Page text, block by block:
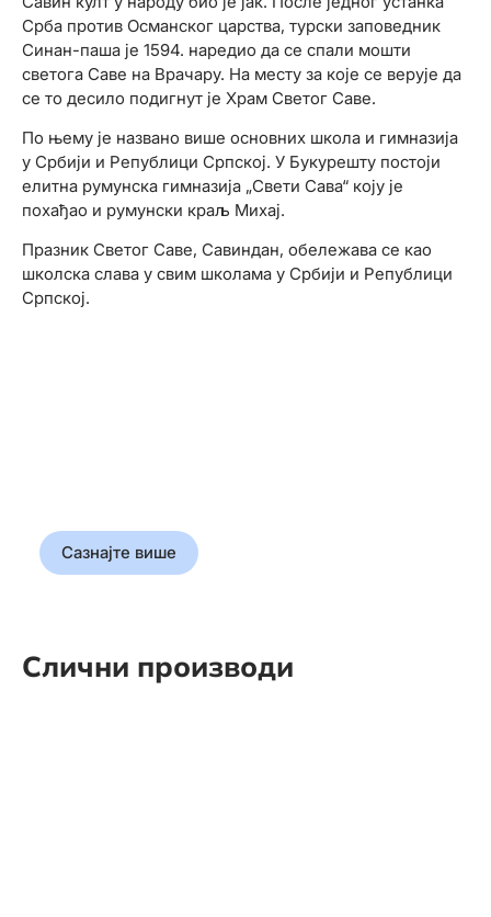
Срба против Османског царства, турски заповедник
Синан-паша је 1594. наредио да се спали мошти
светога Саве на Врачару. На месту за које се верује да
се то десило подигнут је Храм Светог Саве.
По њему је названо више основних школа и гимназија
у Србији и Републици Српској. У Букурешту постоји
елитна румунска гимназија „Свети Сава“ коју је
похађао и румунски краљ Михај.
Празник Светог Саве, Савиндан, обележава се као
школска слава у свим школама у Србији и Републици
Српској.
Сазнајте више
Слични производи